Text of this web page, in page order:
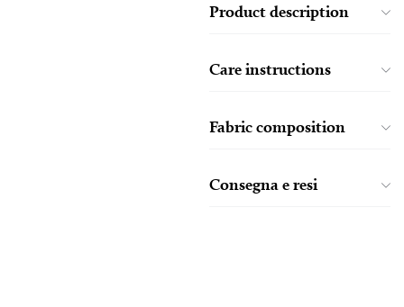
Product description
Care instructions
Fabric composition
Consegna e resi